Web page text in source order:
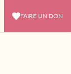
FAIRE UN DON